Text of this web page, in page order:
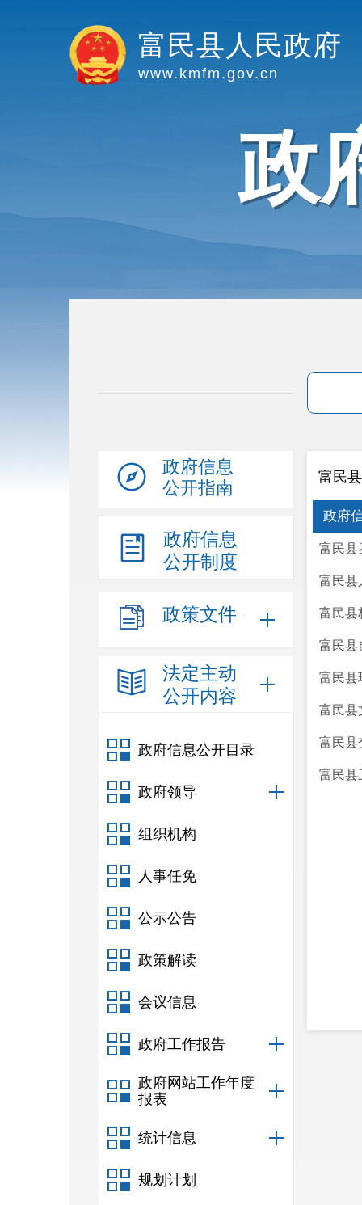
富民县人民政府
www.kmfm.gov.cn
政
政府信息
公开指南
政府信息
公开制度
政策文件
法定主动
公开内容
政府信息公开目录
政府领导
组织机构
人事任免
公示公告
政策解读
会议信息
政府工作报告
政府网站工作年度
报表
统计信息
规划计划
富民
政府
富民县
富民县
富民县
富民县
富民县
富民县
富民县
富民县